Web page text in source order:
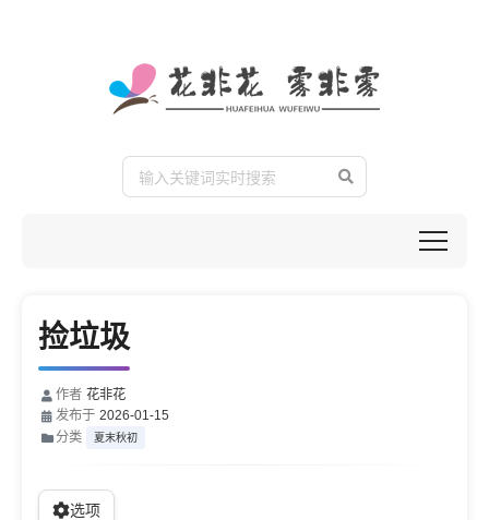
捡垃圾
作者 花非花
发布于 2026-01-15
分类
夏末秋初
选项